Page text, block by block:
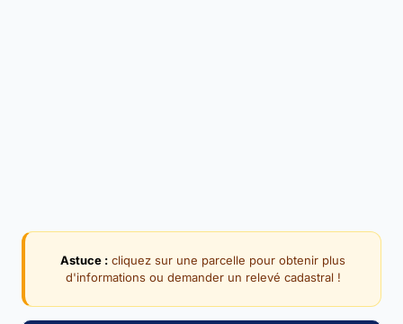
Astuce : cliquez sur une parcelle pour obtenir plus
d'informations ou demander un relevé cadastral !